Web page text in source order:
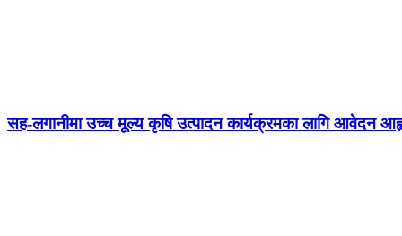
सह-लगानीमा उच्च मूल्य कृषि उत्पादन कार्यक्रमका लागि आवेदन